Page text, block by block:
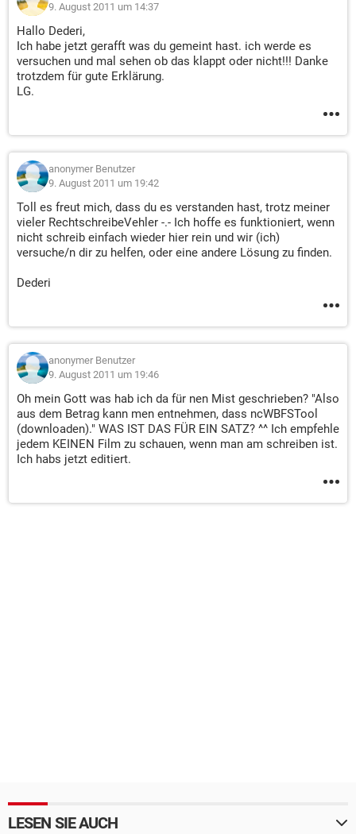
9. August 2011 um 14:37
Hallo Dederi,
Ich habe jetzt gerafft was du gemeint hast. ich werde es
versuchen und mal sehen ob das klappt oder nicht!!! Danke
trotzdem für gute Erklärung.
LG.
anonymer Benutzer
9. August 2011 um 19:42
Toll es freut mich, dass du es verstanden hast, trotz meiner
vieler RechtschreibeVehler -.- Ich hoffe es funktioniert, wenn
nicht schreib einfach wieder hier rein und wir (ich)
versuche/n dir zu helfen, oder eine andere Lösung zu finden.
Dederi
anonymer Benutzer
9. August 2011 um 19:46
Oh mein Gott was hab ich da für nen Mist geschrieben? "Also
aus dem Betrag kann men entnehmen, dass ncWBFSTool
(downloaden)." WAS IST DAS FÜR EIN SATZ? ^^ Ich empfehle
jedem KEINEN Film zu schauen, wenn man am schreiben ist.
Ich habs jetzt editiert.
LESEN SIE AUCH